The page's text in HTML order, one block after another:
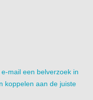
mail een belverzoek in
koppelen aan de juiste